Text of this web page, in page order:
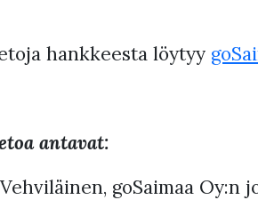
hankkeesta löytyy
antavat:
goSaimaa Oy:n